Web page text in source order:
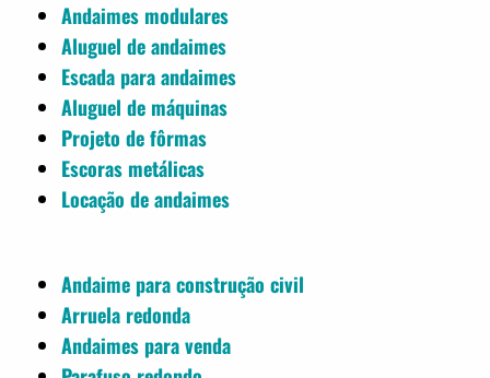
Andaimes modulares
Aluguel de andaimes
Escada para andaimes
Aluguel de máquinas
Projeto de fôrmas
Escoras metálicas
Locação de andaimes
Andaime para construção civil
Arruela redonda
Andaimes para venda